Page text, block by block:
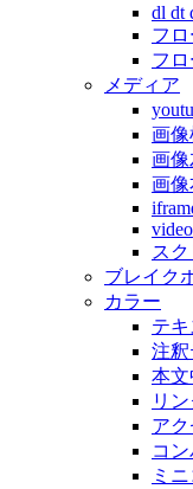
dl dt
フ
フロ
メディア
画像
画
画
video
ス
ブレイク
カラー
テキ
注釈
本文
リ
アク
コ
ミ